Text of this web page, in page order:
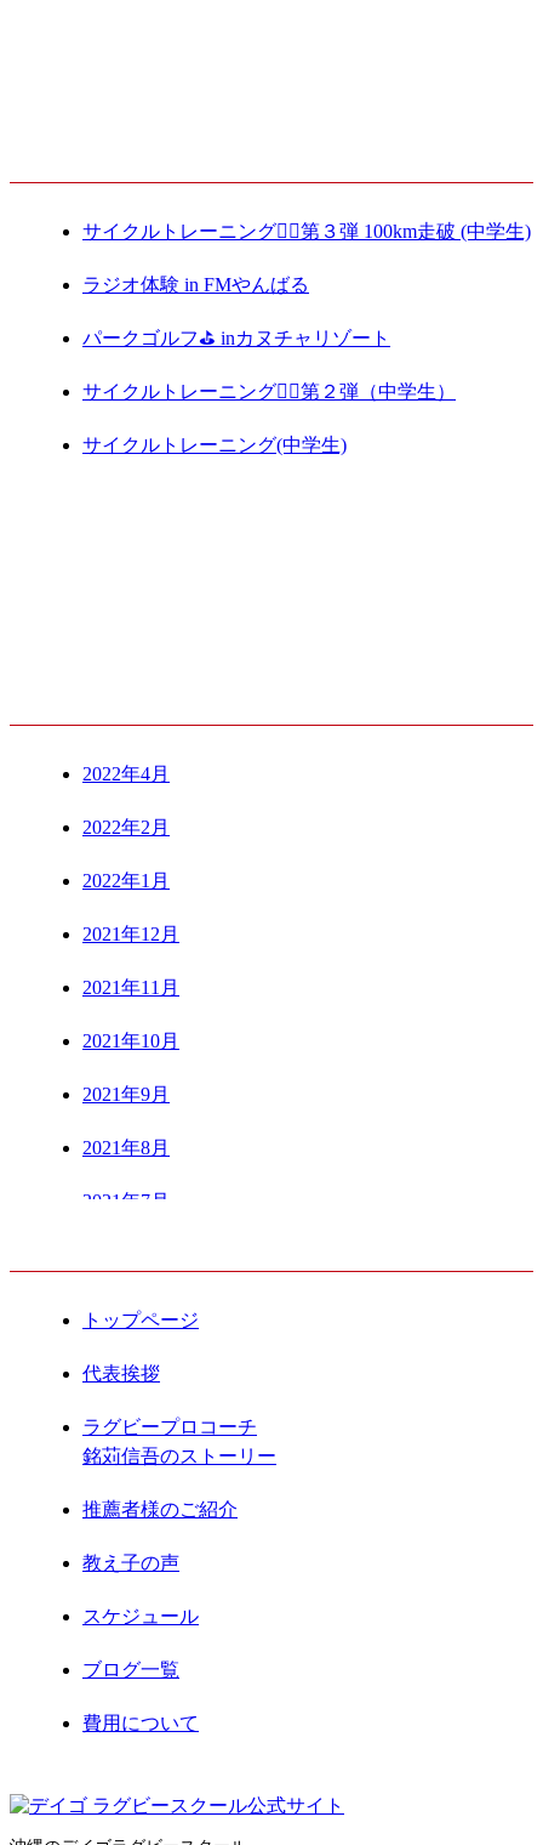
サイクルトレーニング🚴‍♀️第３弾 100km走破 (中学生)
ラジオ体験 in FMやんばる
パークゴルフ⛳️ inカヌチャリゾート
サイクルトレーニング🚴‍♀️第２弾（中学生）
サイクルトレーニング(中学生)
2022年4月
2022年2月
2022年1月
2021年12月
2021年11月
2021年10月
2021年9月
2021年8月
2021年7月
2021年5月
2021年4月
2021年3月
2021年2月
2021年1月
2020年12月
2020年11月
2020年8月
2020年7月
トップページ
代表挨拶
ラグビープロコーチ
銘苅信吾のストーリー
推薦者様のご紹介
教え子の声
スケジュール
ブログ一覧
費用について